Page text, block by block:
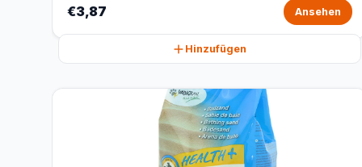
€3,87 Ansehen
Hinzufügen